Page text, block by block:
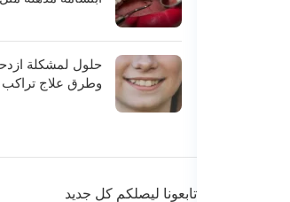
حلول لمشكلة
وطرق علاج تراكب
تابعونا ليصلكم كل جديد